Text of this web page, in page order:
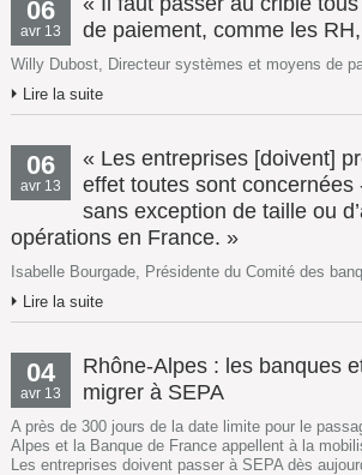
06
avr 13
de paiement, comme les
Willy Dubost, Directeur systèmes et moyens de
Lire la suite
06
avr 13
« Les entreprises [doivent]
effet toutes sont
sans exception de taille ou
opérations en France. »
Isabelle Bourgade, Présidente du Comité des
Lire la suite
04
avr 13
Rhône-Alpes : les banques
migrer à SEPA
A près de 300 jours de la date limite pour le
Alpes et la Banque de France appellent à la
Les entreprises doivent passer à SEPA dès